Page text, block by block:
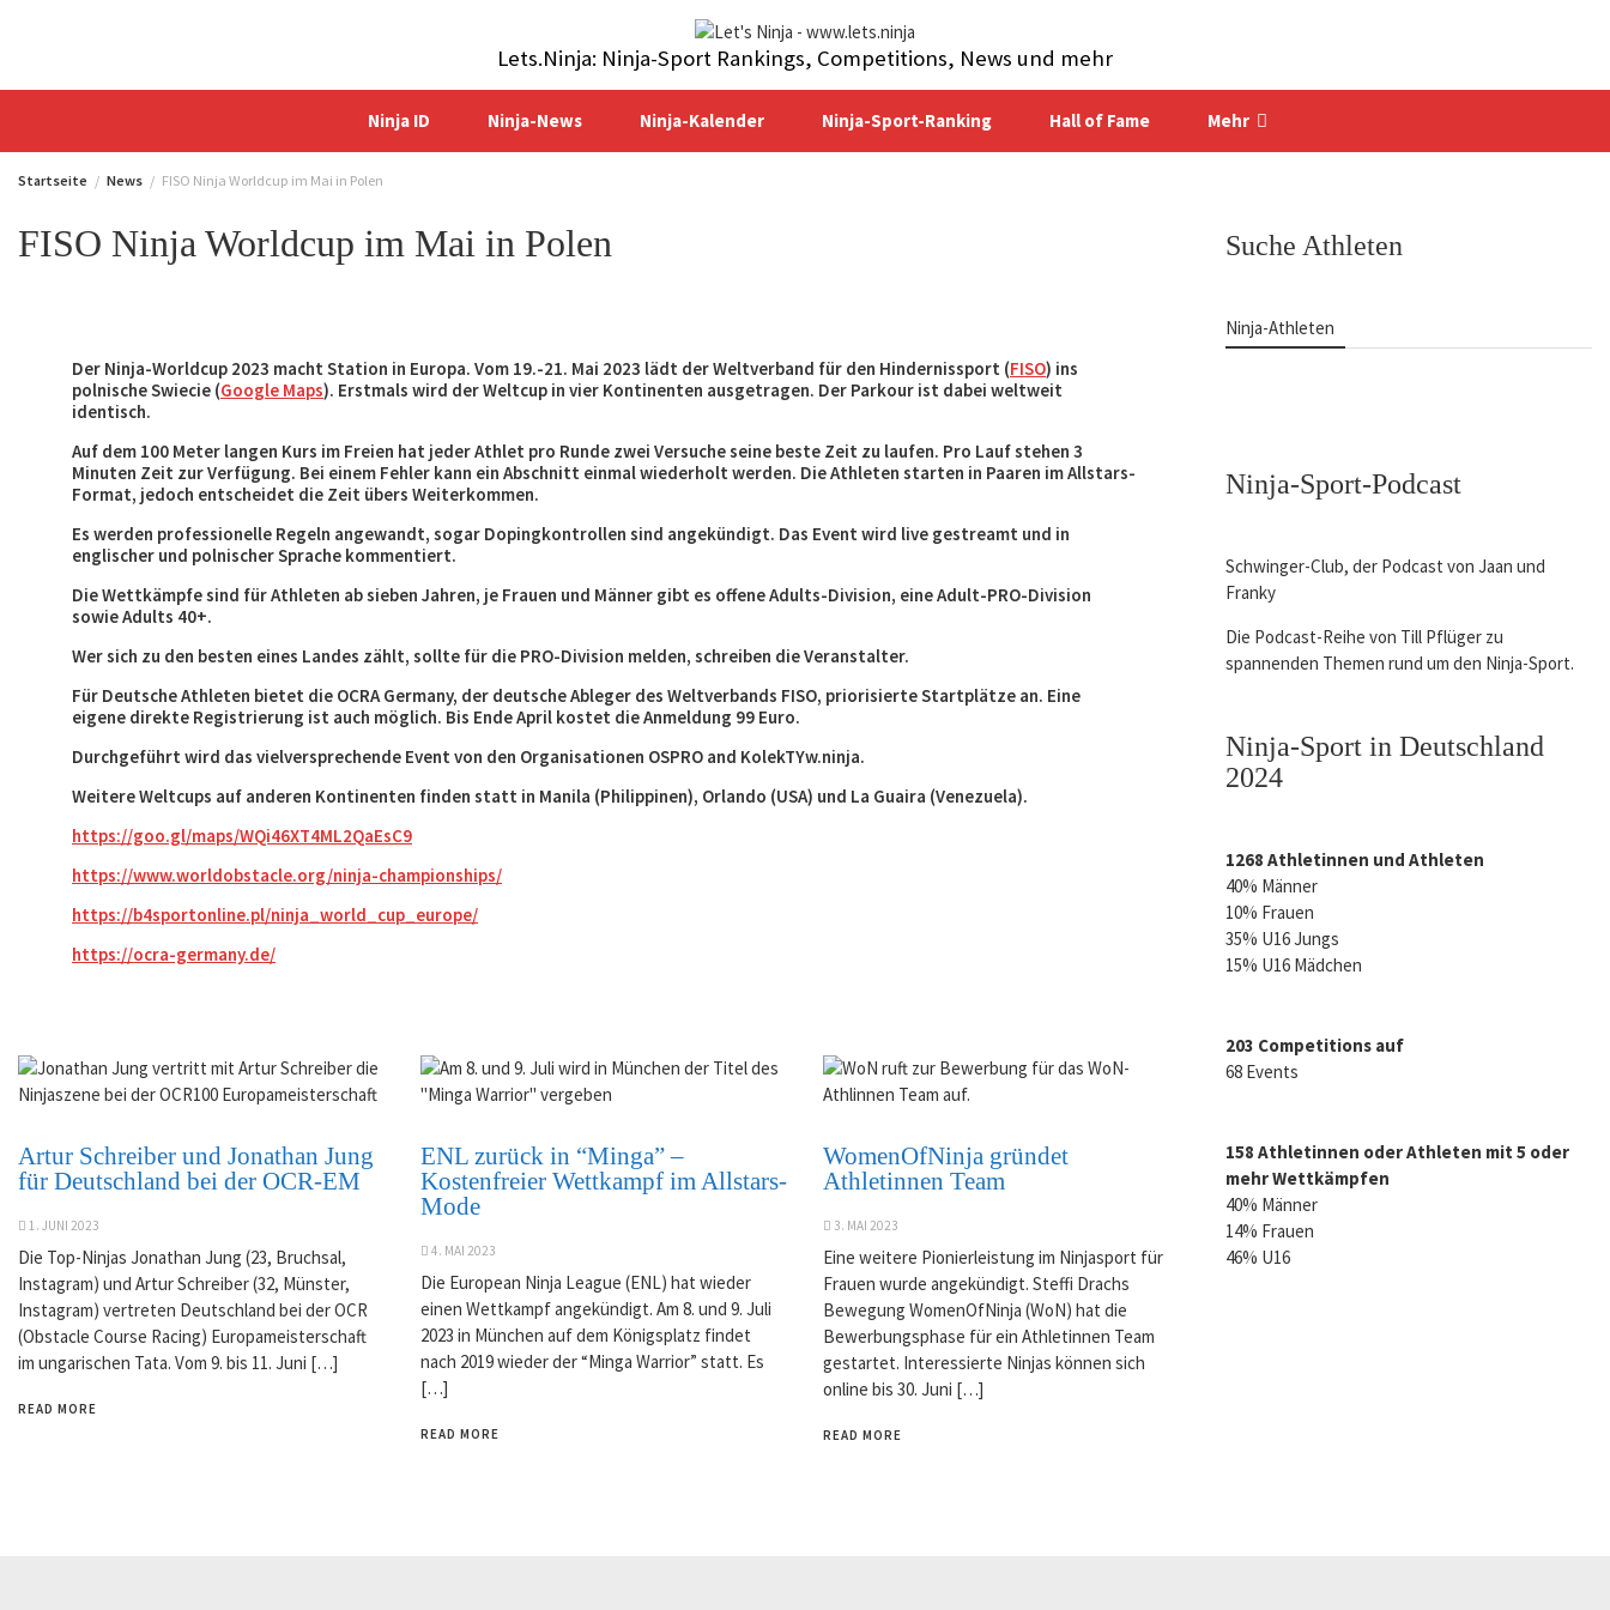
Lets.Ninja: Ninja-Sport Rankings, Competitions, News und mehr
Ninja ID Ninja-News Ninja-Kalender Ninja-Sport-Ranking Hall of Fame Mehr
Startseite News FISO Ninja Worldcup im Mai in Polen
FISO Ninja Worldcup im Mai in Polen
Der Ninja-Worldcup 2023 macht Station in Europa. Vom 19.-21. Mai 2023 lädt der Weltverband für den Hindernissport (FISO) ins
polnische Swiecie (Google Maps). Erstmals wird der Weltcup in vier Kontinenten ausgetragen. Der Parkour ist dabei weltweit
identisch.
Auf dem 100 Meter langen Kurs im Freien hat jeder Athlet pro Runde zwei Versuche seine beste Zeit zu laufen. Pro Lauf stehen 3
Minuten Zeit zur Verfügung. Bei einem Fehler kann ein Abschnitt einmal wiederholt werden. Die Athleten starten in Paaren im Allstars-
Format, jedoch entscheidet die Zeit übers Weiterkommen.
Es werden professionelle Regeln angewandt, sogar Dopingkontrollen sind angekündigt. Das Event wird live gestreamt und in
englischer und polnischer Sprache kommentiert.
Die Wettkämpfe sind für Athleten ab sieben Jahren, je Frauen und Männer gibt es offene Adults-Division, eine Adult-PRO-Division
sowie Adults 40+.
Wer sich zu den besten eines Landes zählt, sollte für die PRO-Division melden, schreiben die Veranstalter.
Für Deutsche Athleten bietet die OCRA Germany, der deutsche Ableger des Weltverbands FISO, priorisierte Startplätze an. Eine
eigene direkte Registrierung ist auch möglich. Bis Ende April kostet die Anmeldung 99 Euro.
Durchgeführt wird das vielversprechende Event von den Organisationen OSPRO and KolekTYw.ninja.
Weitere Weltcups auf anderen Kontinenten finden statt in Manila (Philippinen), Orlando (USA) und La Guaira (Venezuela).
https://goo.gl/maps/WQi46XT4ML2QaEsC9
https://www.worldobstacle.org/ninja-championships/
https://b4sportonline.pl/ninja_world_cup_europe/
https://ocra-germany.de/
Artur Schreiber und Jonathan Jung
für Deutschland bei der OCR-EM
1. JUNI 2023
Die Top-Ninjas Jonathan Jung (23, Bruchsal,
Instagram) und Artur Schreiber (32, Münster,
Instagram) vertreten Deutschland bei der OCR
(Obstacle Course Racing) Europameisterschaft
im ungarischen Tata. Vom 9. bis 11. Juni […]
READ MORE
ENL zurück in “Minga” –
Kostenfreier Wettkampf im Allstars-
Mode
4. MAI 2023
Die European Ninja League (ENL) hat wieder
einen Wettkampf angekündigt. Am 8. und 9. Juli
2023 in München auf dem Königsplatz findet
nach 2019 wieder der “Minga Warrior” statt. Es
[…]
READ MORE
WomenOfNinja gründet
Athletinnen Team
3. MAI 2023
Eine weitere Pionierleistung im Ninjasport für
Frauen wurde angekündigt. Steffi Drachs
Bewegung WomenOfNinja (WoN) hat die
Bewerbungsphase für ein Athletinnen Team
gestartet. Interessierte Ninjas können sich
online bis 30. Juni […]
READ MORE
Suche Athleten
Ninja-Athleten
Ninja-Sport-Podcast
Schwinger-Club, der Podcast von Jaan und
Franky
Die Podcast-Reihe von Till Pflüger zu
spannenden Themen rund um den Ninja-Sport.
Ninja-Sport in Deutschland
2024
1268 Athletinnen und Athleten
40% Männer
10% Frauen
35% U16 Jungs
15% U16 Mädchen
203 Competitions auf
68 Events
158 Athletinnen oder Athleten mit 5 oder
mehr Wettkämpfen
40% Männer
14% Frauen
46% U16